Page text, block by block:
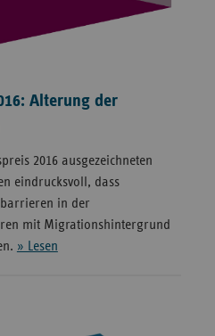
Alterung der
2016 ausgezeichneten
eindrucksvoll, dass
in der
mit Migrationshintergrund
» Lesen